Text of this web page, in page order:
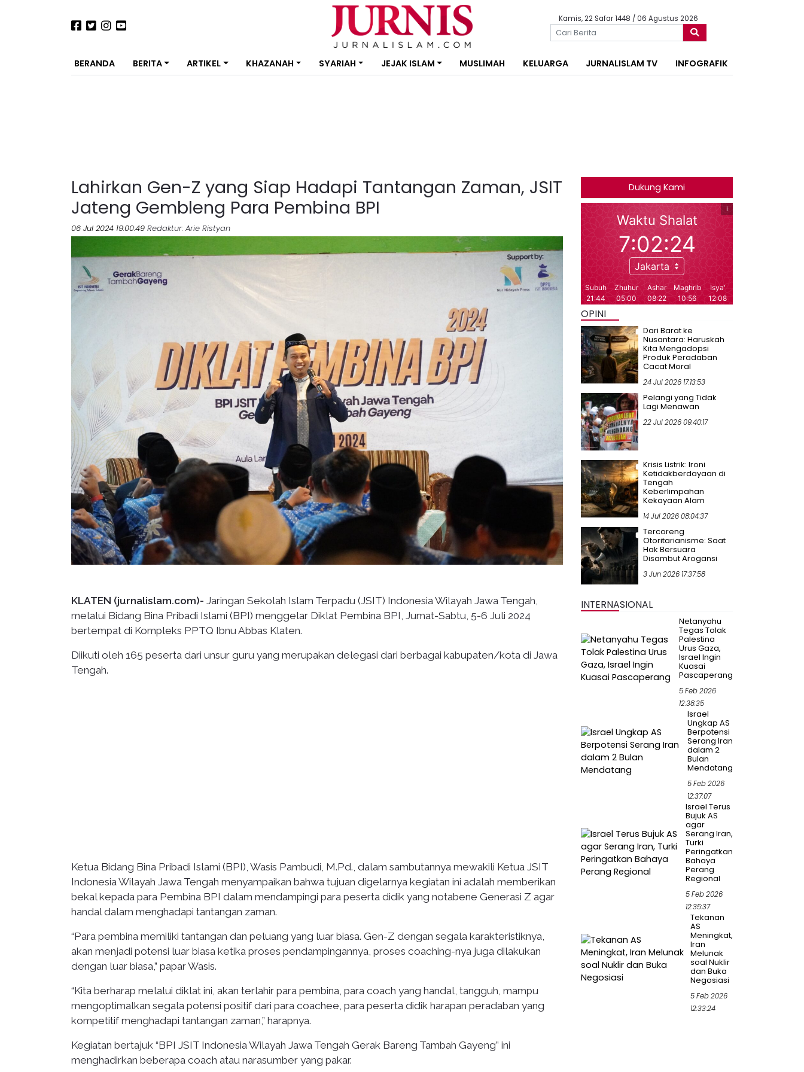
Kamis, 22 Safar 1448 / 06 Agustus 2026
BERANDA BERITA ARTIKEL KHAZANAH SYARIAH JEJAK ISLAM MUSLIMAH KELUARGA JURNALISLAM TV INFOGRAFIK
Lahirkan Gen-Z yang Siap Hadapi Tantangan Zaman, JSIT
Jateng Gembleng Para Pembina BPI
06 Jul 2024 19:00:49 Redaktur: Arie Ristyan
KLATEN (jurnalislam.com)- Jaringan Sekolah Islam Terpadu (JSIT) Indonesia Wilayah Jawa Tengah,
melalui Bidang Bina Pribadi Islami (BPI) menggelar Diklat Pembina BPI, Jumat-Sabtu, 5-6 Juli 2024
bertempat di Kompleks PPTQ Ibnu Abbas Klaten.
Diikuti oleh 165 peserta dari unsur guru yang merupakan delegasi dari berbagai kabupaten/kota di Jawa
Tengah.
Ketua Bidang Bina Pribadi Islami (BPI), Wasis Pambudi, M.Pd., dalam sambutannya mewakili Ketua JSIT
Indonesia Wilayah Jawa Tengah menyampaikan bahwa tujuan digelarnya kegiatan ini adalah memberikan
bekal kepada para Pembina BPI dalam mendampingi para peserta didik yang notabene Generasi Z agar
handal dalam menghadapi tantangan zaman.
“Para pembina memiliki tantangan dan peluang yang luar biasa. Gen-Z dengan segala karakteristiknya,
akan menjadi potensi luar biasa ketika proses pendampingannya, proses coaching-nya juga dilakukan
dengan luar biasa,” papar Wasis.
“Kita berharap melalui diklat ini, akan terlahir para pembina, para coach yang handal, tangguh, mampu
mengoptimalkan segala potensi positif dari para coachee, para peserta didik harapan peradaban yang
kompetitif menghadapi tantangan zaman,” harapnya.
Kegiatan bertajuk “BPI JSIT Indonesia Wilayah Jawa Tengah Gerak Bareng Tambah Gayeng” ini
menghadirkan beberapa coach atau narasumber yang pakar.
Dukung Kami
OPINI
Dari Barat ke
Nusantara: Haruskah
Kita Mengadopsi
Produk Peradaban
Cacat Moral
24 Jul 2026 17:13:53
Pelangi yang Tidak
Lagi Menawan
22 Jul 2026 09:40:17
Krisis Listrik: Ironi
Ketidakberdayaan di
Tengah
Keberlimpahan
Kekayaan Alam
14 Jul 2026 08:04:37
Tercoreng
Otoritarianisme: Saat
Hak Bersuara
Disambut Arogansi
3 Jun 2026 17:37:58
INTERNASIONAL
Netanyahu
Tegas Tolak
Palestina
Urus Gaza,
Israel Ingin
Kuasai
Pascaperang
5 Feb 2026
12:38:35
Israel
Ungkap AS
Berpotensi
Serang Iran
dalam 2
Bulan
Mendatang
5 Feb 2026
12:37:07
Israel Terus
Bujuk AS
agar
Serang Iran,
Turki
Peringatkan
Bahaya
Perang
Regional
5 Feb 2026
12:35:37
Tekanan
AS
Meningkat,
Iran
Melunak
soal Nuklir
dan Buka
Negosiasi
5 Feb 2026
12:33:24